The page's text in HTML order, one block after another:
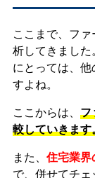
ここまで、フ
析してきまし
にとっては、
すよね。
ここからは、 フ
較していきます
また、 住宅業界
で、併せてチェ